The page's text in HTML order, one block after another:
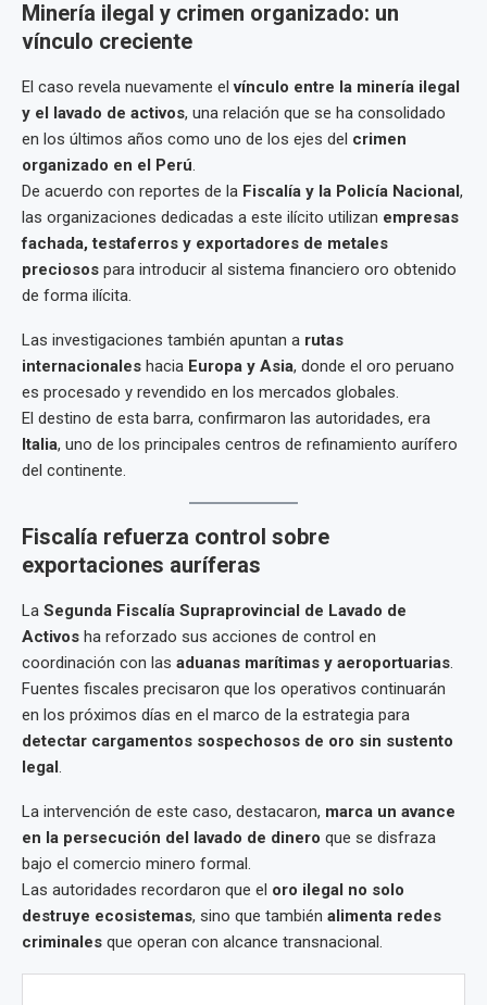
Minería ilegal y crimen organizado: un
vínculo creciente
El caso revela nuevamente elvínculo entre la minería ilegal
y el lavado de activos, una relación que se ha consolidado
en los últimos años como uno de los ejes del crimen
organizado en el Perú.
De acuerdo con reportes de la Fiscalía y la Policía Nacional ,
las organizaciones dedicadas a este ilícito utilizan empresas
fachada, testaferros y exportadores de metales
preciosos para introducir al sistema financiero oro obtenido
de forma ilícita.
Las investigaciones también apuntan a rutas
internacionales hacia Europa y Asia, donde el oro peruano
es procesado y revendido en los mercados globales.
El destino de esta barra, confirmaron las autoridades, era
Italia, uno de los principales centros de refinamiento aurífero
del continente.
Fiscalía refuerza control sobre
exportaciones auríferas
La Segunda Fiscalía Supraprovincial de Lavado de
Activos ha reforzado sus acciones de control en
coordinación con las aduanas marítimas y aeroportuarias.
Fuentes fiscales precisaron que los operativos continuarán
en los próximos días en el marco de la estrategia para
detectar cargamentos sospechosos de oro sin sustento
legal .
La intervención de este caso, destacaron, marca un avance
en la persecución del lavado de dinero que se disfraza
bajo el comercio minero formal.
Las autoridades recordaron que el oro ilegal no solo
destruye ecosistemas, sino que también alimenta redes
criminales que operan con alcance transnacional.